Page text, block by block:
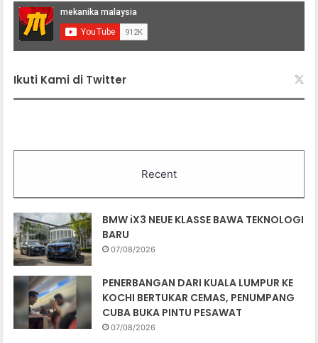
Ikuti Kami di Twitter
Recent
BMW iX3 NEUE KLASSE BAWA TEKNOLOGI
BARU
07/08/2026
PENERBANGAN DARI KUALA LUMPUR KE
KOCHI BERTUKAR CEMAS, PENUMPANG
CUBA BUKA PINTU PESAWAT
07/08/2026